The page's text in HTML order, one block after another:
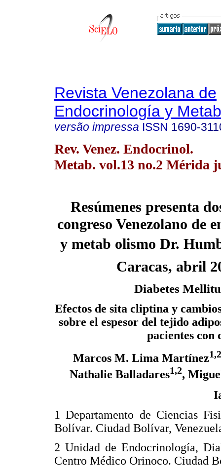
Revista Venezolana de
Endocrinología y
versão impressa ISSN 1690-
Rev. Venez. Endocrinol.
Metab. vol.13 no.2 Mérida
Resúmenes presenta
congreso Venezolano de
y metab olismo Dr.
Caracas, abril
Diabetes
Efectos de sita cliptina y
sobre el espesor del tejido
pacientes con
Marcos M. Lima Martínez1,2
Nathalie Balladares1,2,
1 Departamento de Ciencias
Bolívar. Ciudad Bolívar,
2 Unidad de Endocrinología,
Centro Médico Orinoco. Ciudad